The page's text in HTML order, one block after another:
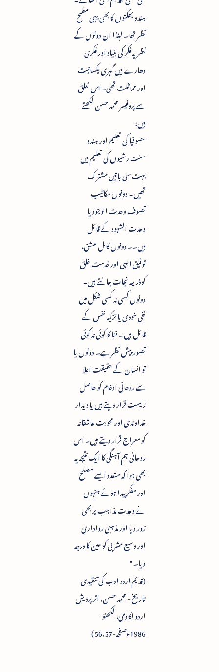
ہندو بھکتوں کا بھی یہی مطمح
نظر تھا۔ لہٰذا ان دونوں کے
نظریہ فکر کی بنیاد اور فکری
دھارے میں گہری یکسانیت
اور مماثلت تھی۔اس تعلق
سے پروفیسر محمد حسن لکھتے
ہیں:
"صوفیا کی تعلیم اور ہندو
سنت رشیوں کی تعلیم میں
بہت سی باتیں مشترک
تھیں۔ دونوں مکاتیب
تصوف وحدت الوجود یا
وحدت الشہود کے قائل
ہیں۔۔ دونوں کامل عشق،
توفیق الہی اور خدمت خلق
کوذریعہ نجات جانتے ہیں۔
دونوں کسی نہ کسی شکل میں
نفی خودی یا تزکیہ نفس کے
قائل ہیں۔ فنا کا کوئی نہ کوئی
تصور پیش نظر ہے۔ دونوں یا
تو انسان کے حقیقت اعلا
سے روحانی ادغام کو حاصل
زیست قرار دیتے ہیں یا دیدار
خداوندی اور محویت عاشقانہ
کو معراج قرار دیتے ہیں۔ اس
روحانی ہم آہنگی کا ایک نتیجہ یہ
بھی ہوا کہ متعدد ایسے مصلح
اور مفکر پیدا ہوئے جنہوں
نے وحدت مذاہب پر بھی
زور دیا اور مذہبی رواداری
اور وسیع مشربی کو عین کا درجہ
دیا۔ "
(قدیم اردو ادب کی تنقیدی
تاریخ - محمد حسن، اتر پردیش
اردو اکادمی، لکھنؤ -
1986ءصفحہ-56،57)